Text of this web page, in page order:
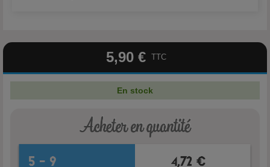
5,90 € TTC
En stock